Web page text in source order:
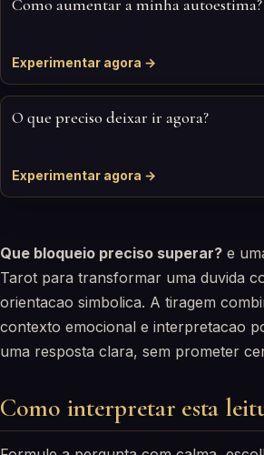
Como aumentar a minha autoestima?
Experimentar agora →
O que preciso deixar ir agora?
Experimentar agora →
Que bloqueio preciso superar? e
Tarot para transformar uma duvida
orientacao simbolica. A tiragem
contexto emocional e interpretacao
uma resposta clara, sem prometer
Como interpretar esta